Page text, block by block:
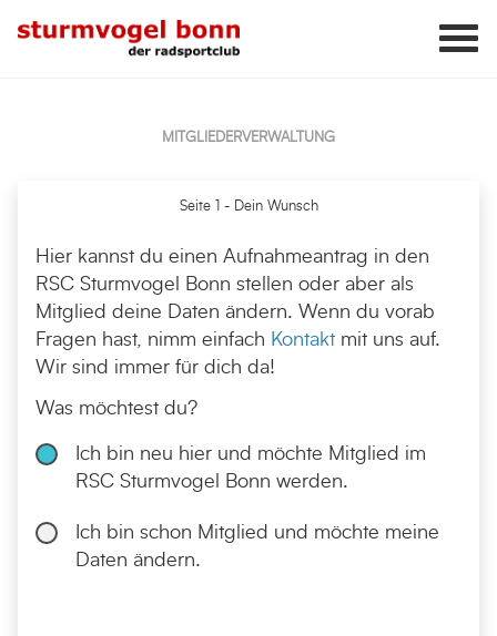
MITGLIEDERVERWALTUNG
Seite 1 - Dein Wunsch
Hier kannst du einen Aufnahmeantrag in den
RSC Sturmvogel Bonn stellen oder aber als
Mitglied deine Daten ändern. Wenn du vorab
Fragen hast, nimm einfach Kontakt mit uns auf.
Wir sind immer für dich da!
Was möchtest du?
Ich bin neu hier und möchte Mitglied im
RSC Sturmvogel Bonn werden.
Ich bin schon Mitglied und möchte meine
Daten ändern.